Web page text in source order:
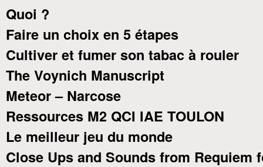
Quoi ?
Faire un choix en 5 étapes
Cultiver et fumer son tabac à rouler
The Voynich Manuscript
Meteor – Narcose
Ressources M2 QCI IAE TOULON
Le meilleur jeu du monde
Close Ups and Sounds from Requiem